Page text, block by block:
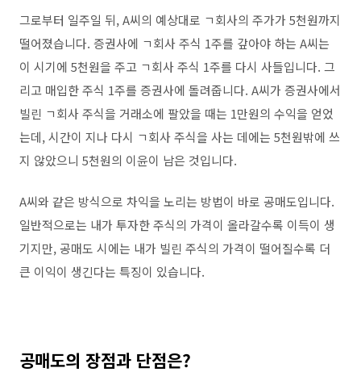
그로부터 일주일 뒤, A씨의 예상대로 ㄱ회사의 주가가5천원까지
떨어졌습니다. 증권사에 ㄱ회사 주식 1주를 갚아야 하는 A씨는
이 시기에 5천원을 주고 ㄱ회사 주식 1주를 다시 사들입니다. 그
리고 매입한 주식 1주를 증권사에 돌려줍니다. A씨가 증권사에서
빌린 ㄱ회사 주식을 거래소에 팔았을 때는 1만원의 수익을 얻었
는데,시간이 지나 다시 ㄱ회사 주식을 사는 데에는 5천원밖에 쓰
지 않았으니 5천원의 이윤이 남은 것입니다.
A씨와 같은 방식으로 차익을 노리는 방법이 바로 공매도입니다.
일반적으로는 내가 투자한 주식의 가격이 올라갈수록 이득이 생
기지만,공매도 시에는 내가 빌린 주식의 가격이 떨어질수록 더
큰 이익이 생긴다는 특징이 있습니다.
공매도의 장점과 단점은?